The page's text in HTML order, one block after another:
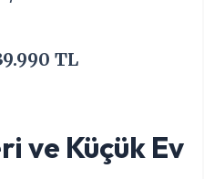
TL
ve Küçük Ev